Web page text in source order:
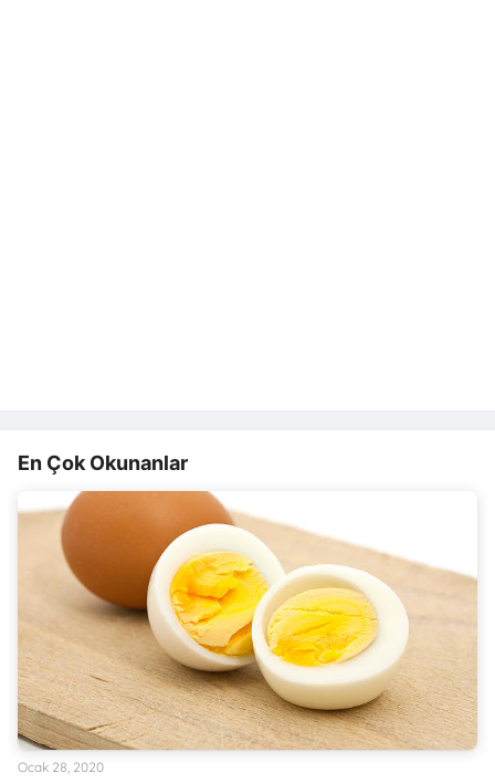
En Çok Okunanlar
Ocak 28, 2020